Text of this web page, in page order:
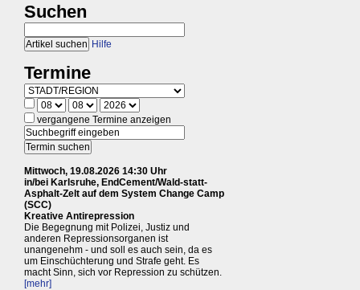
Suchen
Hilfe
Termine
vergangene Termine anzeigen
Mittwoch, 19.08.2026 14:30 Uhr
in/bei Karlsruhe, EndCement/Wald-statt-
Asphalt-Zelt auf dem System Change Camp
(SCC)
Kreative Antirepression
Die Begegnung mit Polizei, Justiz und
anderen Repressionsorganen ist
unangenehm - und soll es auch sein, da es
um Einschüchterung und Strafe geht. Es
macht Sinn, sich vor Repression zu schützen.
[mehr]